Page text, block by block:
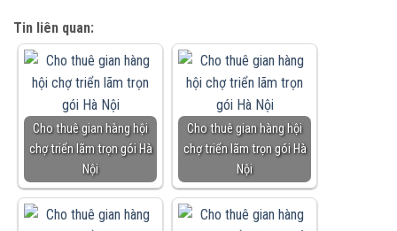
Tin liên quan:
Cho thuê gian hàng hội
chợ triển lãm trọn gói Hà
Nội
Cho thuê gian hàng hội
chợ triển lãm trọn gói Hà
Nội